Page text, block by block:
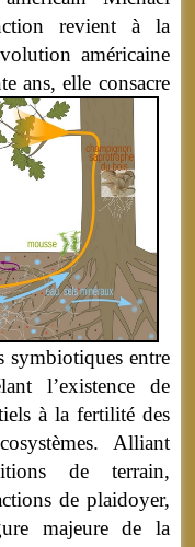
revient à la
américaine
ans, elle consacre
symbiotiques entre
l’existence de
à la fertilité des
Alliant
de terrain,
de plaidoyer,
majeure de la